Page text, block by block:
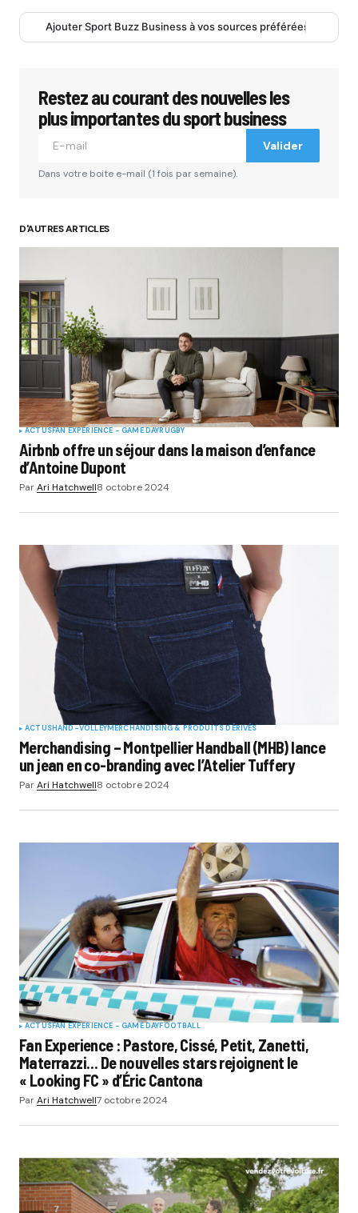
Ajouter Sport Buzz Business à vos sources préférées
Restez au courant des nouvelles les
plus importantes du sport business
Valider
Dans votre boite e-mail (1 fois par semaine).
D'AUTRES ARTICLES
ACTUSFAN EXPERIENCE - GAME DAYRUGBY
Airbnb offre un séjour dans la maison d’enfance
d’Antoine Dupont
ParAri Hatchwell8 octobre 2024
ACTUSHAND-VOLLEYMERCHANDISING & PRODUITS DÉRIVÉS
Merchandising – Montpellier Handball (MHB) lance
un jean en co-branding avec l’Atelier Tuffery
ParAri Hatchwell8 octobre 2024
ACTUSFAN EXPERIENCE - GAME DAYFOOTBALL
Fan Experience : Pastore, Cissé, Petit, Zanetti,
Materrazzi… De nouvelles stars rejoignent le
« Looking FC » d’Éric Cantona
ParAri Hatchwell7 octobre 2024